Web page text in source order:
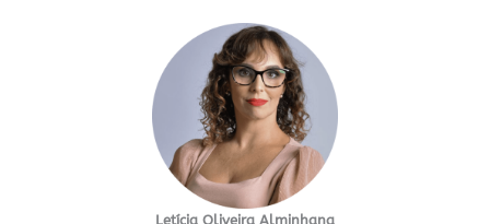
Letícia Oliveira Alminhana